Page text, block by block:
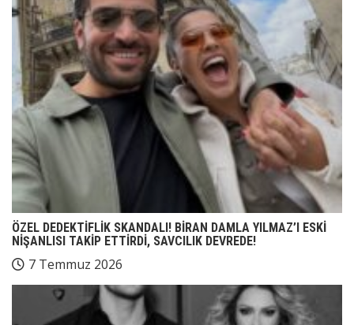
ÖZEL DEDEKTİFLİK SKANDALI! BİRAN DAMLA YILMAZ’I ESKİ
NİŞANLISI TAKİP ETTİRDİ, SAVCILIK DEVREDE!
7 Temmuz 2026